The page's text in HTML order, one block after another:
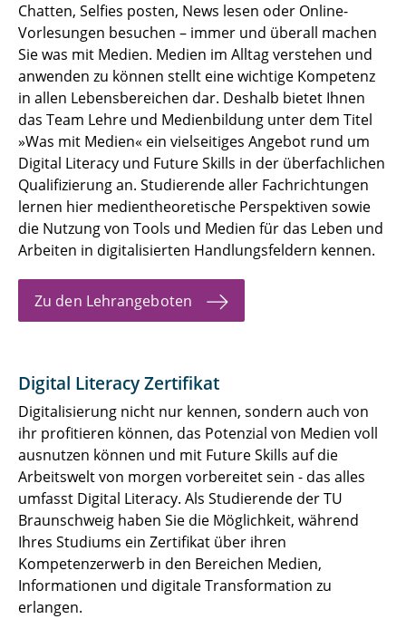
Chatten, Selfies posten, News lesen oder Online-
Vorlesungen besuchen – immer und überall machen
Sie was mit Medien. Medien im Alltag verstehen und
anwenden zu können stellt eine wichtige Kompetenz
in allen Lebensbereichen dar. Deshalb bietet Ihnen
das Team Lehre und Medienbildung unter dem Titel
»Was mit Medien« ein vielseitiges Angebot rund um
Digital Literacy und Future Skills in der überfachlichen
Qualifizierung an. Studierende aller Fachrichtungen
lernen hier medientheoretische Perspektiven sowie
die Nutzung von Tools und Medien für das Leben und
Arbeiten in digitalisierten Handlungsfeldern kennen.
Zu den Lehrangeboten
Digital Literacy Zertifikat
Digitalisierung nicht nur kennen, sondern auch von
ihr profitieren können, das Potenzial von Medien voll
ausnutzen können und mit Future Skills auf die
Arbeitswelt von morgen vorbereitet sein - das alles
umfasst Digital Literacy. Als Studierende der TU
Braunschweig haben Sie die Möglichkeit, während
Ihres Studiums ein Zertifikat über ihren
Kompetenzerwerb in den Bereichen Medien,
Informationen und digitale Transformation zu
erlangen.